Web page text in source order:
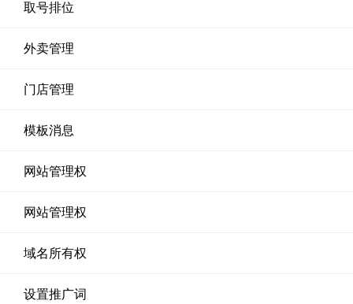
取号排位
外卖管理
门店管理
模板消息
网站管理权
网站管理权
域名所有权
设置推广词